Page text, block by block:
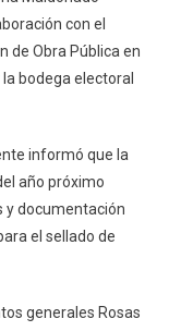
con el
de Obra Pública en
bodega electoral
informó que la
año próximo
y documentación
el sellado de
generales Rosas